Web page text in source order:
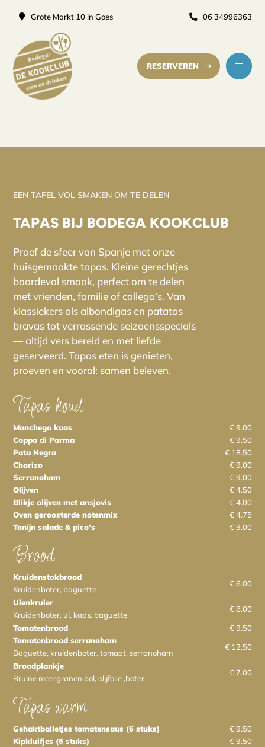
Grote Markt 10 in Goes 06 34996363
RESERVEREN
EEN TAFEL VOL SMAKEN OM TE DELEN
TAPAS BIJ BODEGA KOOKCLUB
Proef de sfeer van Spanje met onze
huisgemaakte tapas. Kleine gerechtjes
boordevol smaak, perfect om te delen
met vrienden, familie of collega’s. Van
klassiekers als albondigas en patatas
bravas tot verrassende seizoensspecials
— altijd vers bereid en met liefde
geserveerd. Tapas eten is genieten,
proeven en vooral: samen beleven.
Tapas koud
Manchego kaas
€ 9.00
Coppa di Parma
€ 9.50
Pata Negra
€ 18.50
Chorizo
€ 9.00
Serranoham
€ 9.00
Olijven
€ 4.50
Blikje olijven met ansjovis
€ 4.00
Oven geroosterde notenmix
€ 4.75
Tonijn salade & pico's
€ 9.00
Brood
Kruidenstokbrood
Kruidenboter, baguette
€ 6.00
Uienkruier
Kruidenboter, ui, kaas, baguette
€ 8.00
Tomatenbrood
€ 9.50
Tomatenbrood serranoham
Baguette, kruidenboter, tomaat, serranoham
€ 12.50
Broodplankje
Bruine meergranen bol, olijfolie ,boter
€ 7.00
Tapas warm
Gehaktballetjes tomatensaus (6 stuks)
€ 9.50
Kipkluifjes (6 stuks)
€ 9.50